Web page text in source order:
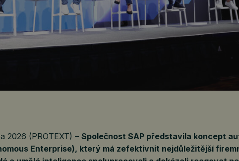
2026 (PROTEXT) – Společnost SAP představila koncept
Enterprise), který má zefektivnit nejdůležitější